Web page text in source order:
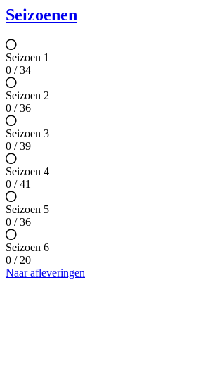
Seizoenen
Seizoen 1
0 / 34
Seizoen 2
0 / 36
Seizoen 3
0 / 39
Seizoen 4
0 / 41
Seizoen 5
0 / 36
Seizoen 6
0 / 20
Naar afleveringen